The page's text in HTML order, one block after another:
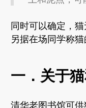
同时可以确定，猫
另据在场同学称猫
一．关于
清华老图书馆可